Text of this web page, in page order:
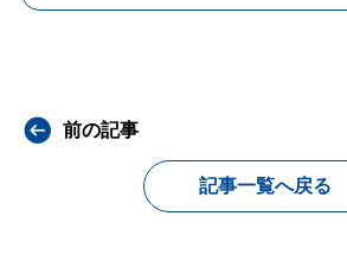
前の記事
記事一覧へ戻る